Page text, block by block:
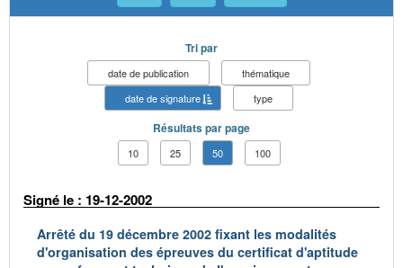
Tri par
date de publication
thématique
date de signature
type
Résultats par page
10 25 50 100
Signé le : 19-12-2002
Arrêté du 19 décembre 2002 fixant les modalités
d'organisation des épreuves du certificat d'aptitude